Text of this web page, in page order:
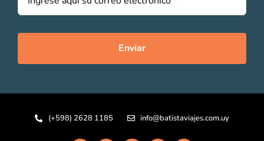
Enviar
(+598) 2628 1185 info@batistaviajes.com.uy